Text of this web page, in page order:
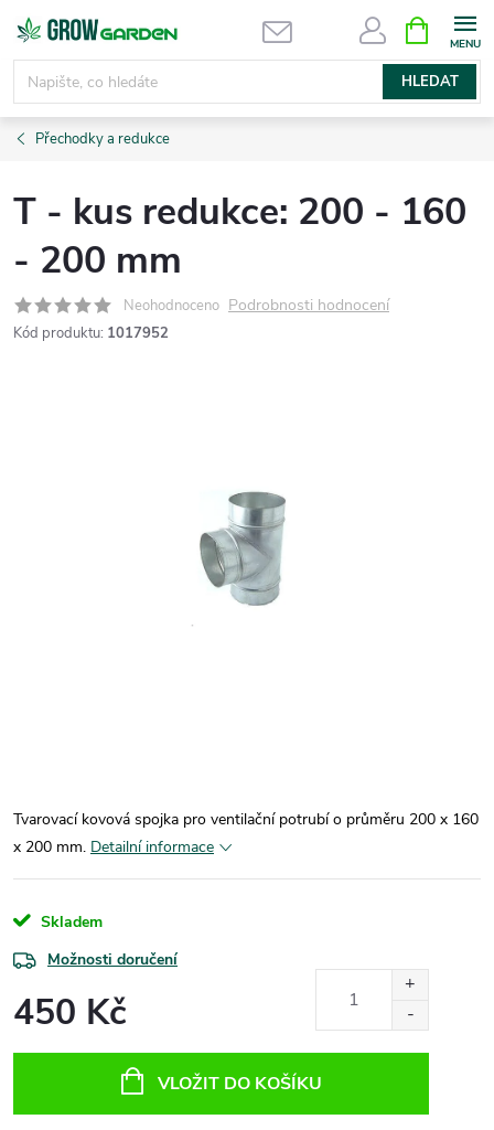
Přejít
obsah
HLEDAT
NÁKUPNÍ
KOŠÍK
Přechodky a redukce
T - kus redukce: 200 - 160
- 200 mm
Neohodnoceno Podrobnosti hodnocení
Kód produktu: 1017952
Tvarovací kovová spojka pro ventilační potrubí o průměru 200 x 160
x 200 mm. Detailní informace
Skladem
Možnosti doručení
450 Kč
VLOŽIT DO KOŠÍKU